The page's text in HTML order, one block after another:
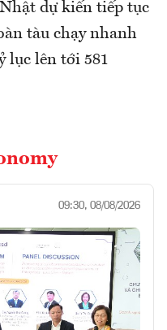
dự kiến tiếp tục
tàu chạy nhanh
lục lên tới 581
09:30, 08/08/2026